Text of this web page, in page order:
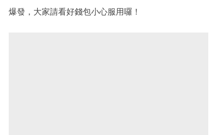
爆發，大家請看好錢包小心服用囉！